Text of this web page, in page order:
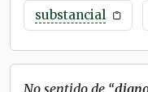
substancial
No sentido de “